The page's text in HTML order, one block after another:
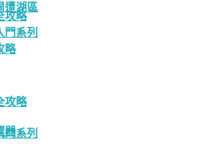
遭湖區
攻略
門系列
攻略
門系列
略
器